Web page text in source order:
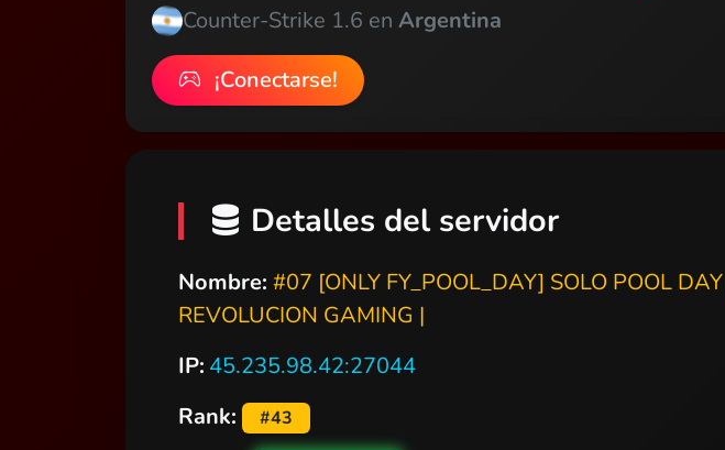
Counter-Strike 1.6 en Argentina
¡Conectarse!
Detalles del servidor
Nombre: #07 [ONLY FY_POOL_DAY] SOLO POOL
REVOLUCION GAMING |
IP: 45.235.98.42:27044
Rank:
#43